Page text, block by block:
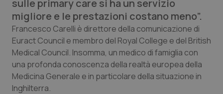
Abruzzo
Basilicata
Calabria
Campania
QS Pro Gold
Artrite & artrosi
Asma & BPCO
Car-T
QS Club Newsletter
sulle primary care si ha un servizio
migliore e le prestazioni costano meno”.
Francesco Carelli è direttore della comunicazione di
Euract Council e membro del Royal College e del British
Medical Council. Insomma, un medico di famiglia con
una profonda conoscenza della realtà europea della
Medicina Generale e in particolare della situazione in
Inghilterra.